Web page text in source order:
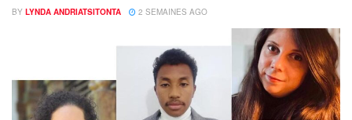
BY LYNDA ANDRIATSITONTA 2 SEMAINES AGO